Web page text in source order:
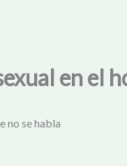
en el
no se habla